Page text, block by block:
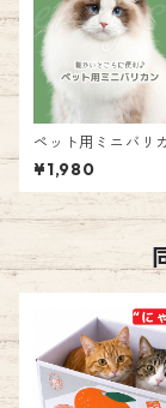
ペット用ミニバリ
パー グルーミング
ヘアクリッパー 低
リカン ミニサイズ
り おしりまわり
犬用 猫用 バリカ
エミリースタイ
¥1,980